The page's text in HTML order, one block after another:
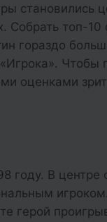
становились
Собрать топ-10
гораздо
Чтобы
оценками
году. В
герой